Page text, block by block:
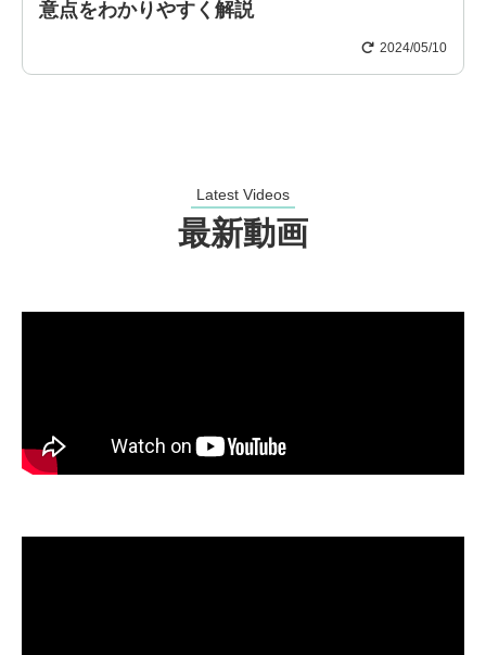
意点をわかりやすく解説
2024/05/10
Latest Videos
最新動画